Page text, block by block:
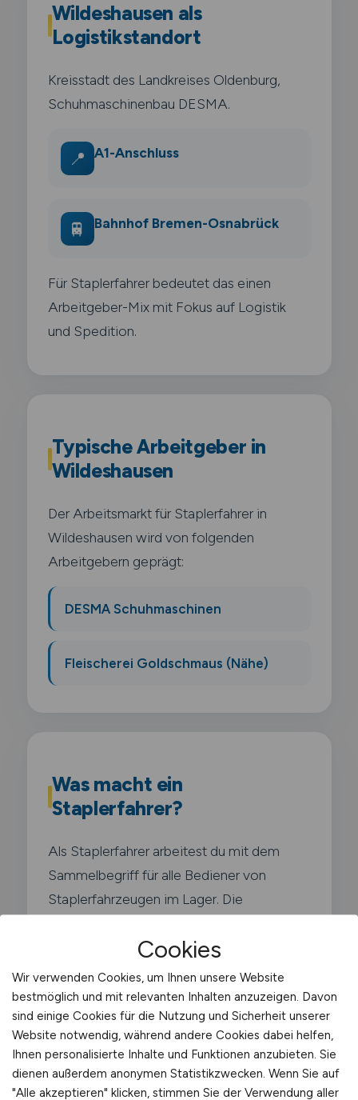
Wildeshausen als
Logistikstandort
Kreisstadt des Landkreises Oldenburg,
Schuhmaschinenbau DESMA.
📍 A1-Anschluss
🚆 Bahnhof Bremen-Osnabrück
Für Staplerfahrer bedeutet das einen
Arbeitgeber-Mix mit Fokus auf Logistik
und Spedition.
Typische Arbeitgeber in
Wildeshausen
Der Arbeitsmarkt für Staplerfahrer in
Wildeshausen wird von folgenden
Arbeitgebern geprägt:
DESMA Schuhmaschinen
Fleischerei Goldschmaus (Nähe)
Was macht ein
Staplerfahrer?
Als Staplerfahrer arbeitest du mit dem
Sammelbegriff für alle Bediener von
Staplerfahrzeugen im Lager. Die
Staplertypen und wird in der Praxis als
Oberbegriff verwendet.
Typische Aufgaben in
Wildeshausen
Bedienung unterschiedlicher
Cookies
Wir verwenden Cookies, um Ihnen unsere Website
bestmöglich und mit relevanten Inhalten anzuzeigen. Davon
sind einige Cookies für die Nutzung und Sicherheit unserer
Website notwendig, während andere Cookies dabei helfen,
Ihnen personalisierte Inhalte und Funktionen anzubieten. Sie
dienen außerdem anonymen Statistikzwecken. Wenn Sie auf
"Alle akzeptieren" klicken, stimmen Sie der Verwendung aller